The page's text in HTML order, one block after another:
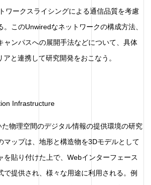
ワークスライシングによる通信品質を考慮
。このUnwiredなネットワークの構成方法、
ャンパスへの展開手法などについて、具体
と連携して研究開発をおこなう。
Infrastructure
た物理空間のデジタル情報の提供環境の研究
マップは、地形と構造物を3Dモデルとして
を貼り付けた上で、Webインターフェース
で提供され、様々な用途に利用される。例